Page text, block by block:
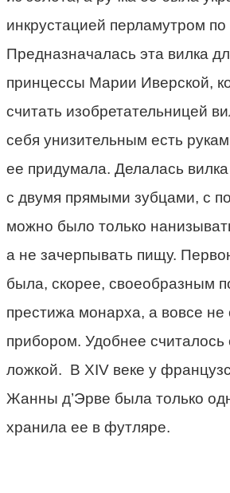
инкрустацией перламутром по
Предназначалась эта вилка
принцессы Марии Иверской,
считать изобретательницей
себя унизительным есть
ее придумала. Делалась
с двумя прямыми зубцами, с
можно было только
а не зачерпывать пищу.
была, скорее, своеобразным
престижа монарха, а вовсе не
прибором. Удобнее считалось
ложкой. В XIV веке у
Жанны д’Эрве была только
хранила ее в футляре.